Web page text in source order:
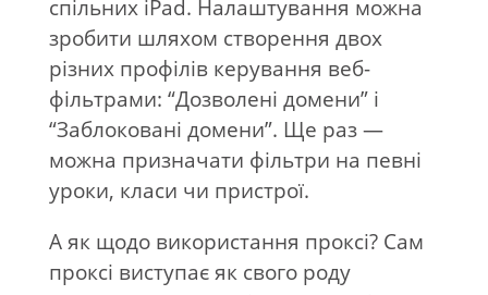
спільних iPad. Налаштування можна
зробити шляхом створення двох
різних профілів керування веб-
фільтрами: “Дозволені домени” і
“Заблоковані домени”. Ще раз —
можна призначати фільтри на певні
уроки, класи чи пристрої.
А як щодо використання проксі? Сам
проксі виступає як свого роду